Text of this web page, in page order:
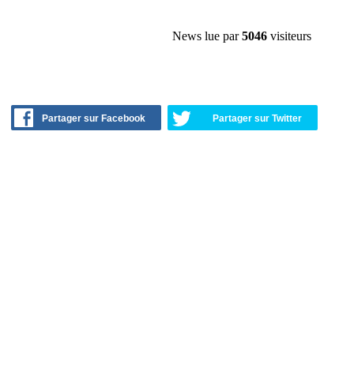
News lue par5046 visiteurs
Partager sur Facebook Partager sur Twitter